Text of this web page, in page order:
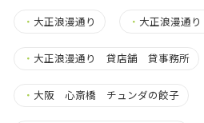
・ 大正浪漫通り ・ 大正浪漫通
・ 大正浪漫通り 貸店舗 貸事務所
・ 大阪 心斎橋 チュンダの餃子